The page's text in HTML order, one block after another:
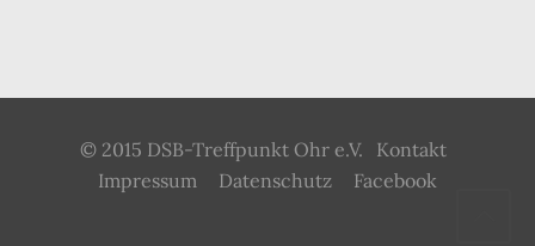
© 2015 DSB-Treffpunkt Ohr e.V.
Kontakt
Impressum
Datenschutz Facebook